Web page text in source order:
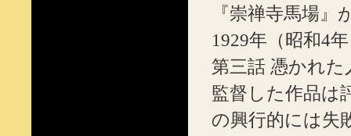
『崇禅寺馬場
1929年（昭和4
第三話 憑かれ
監督した作品は
の興行的には失